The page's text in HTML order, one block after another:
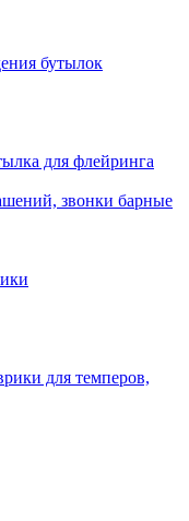
бутылок
для флейринга
звонки барные
для темперов,